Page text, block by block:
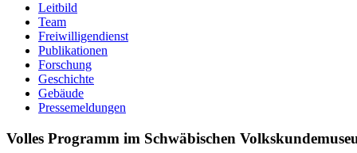
Leitbild
Team
Freiwilligendienst
Publikationen
Forschung
Geschichte
Gebäude
Pressemeldungen
Volles Programm im Schwäbischen